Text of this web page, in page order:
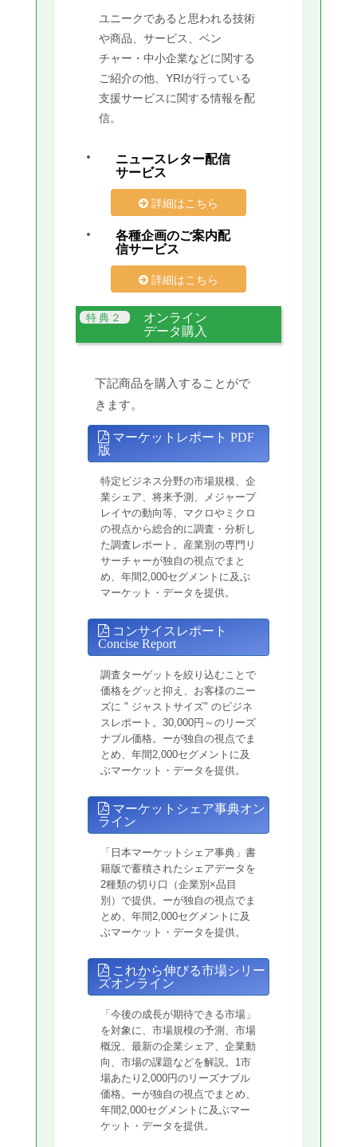
ユニークであると思われる技術
や商品、サービス、ベン
チャー・中小企業などに関する
ご紹介の他、YRIが行っている
支援サービスに関する情報を配
信。
ニュースレター配信
サービス
詳細はこちら
各種企画のご案内配
信サービス
詳細はこちら
オンライン
データ購入
下記商品を購入することがで
きます。
マーケットレポート PDF
版
特定ビジネス分野の市場規模、企
業シェア、将来予測、メジャープ
レイヤの動向等、マクロやミクロ
の視点から総合的に調査・分析し
た調査レポート。産業別の専門リ
サーチャーが独自の視点でまと
め、年間2,000セグメントに及ぶ
マーケット・データを提供。
コンサイスレポート
Concise Report
調査ターゲットを絞り込むことで
価格をグッと抑え、お客様のニー
ズに " ジャストサイズ" のビジネ
スレポート。30,000円～のリーズ
ナブル価格。ーが独自の視点でま
とめ、年間2,000セグメントに及
ぶマーケット・データを提供。
マーケットシェア事典オン
ライン
「日本マーケットシェア事典」書
籍版で蓄積されたシェアデータを
2種類の切り口（企業別×品目
別）で提供。ーが独自の視点でま
とめ、年間2,000セグメントに及
ぶマーケット・データを提供。
これから伸びる市場シリー
ズオンライン
「今後の成長が期待できる市場」
を対象に、市場規模の予測、市場
概況、最新の企業シェア、企業動
向、市場の課題などを解説。1市
場あたり2,000円のリーズナブル
価格。ーが独自の視点でまとめ、
年間2,000セグメントに及ぶマー
ケット・データを提供。